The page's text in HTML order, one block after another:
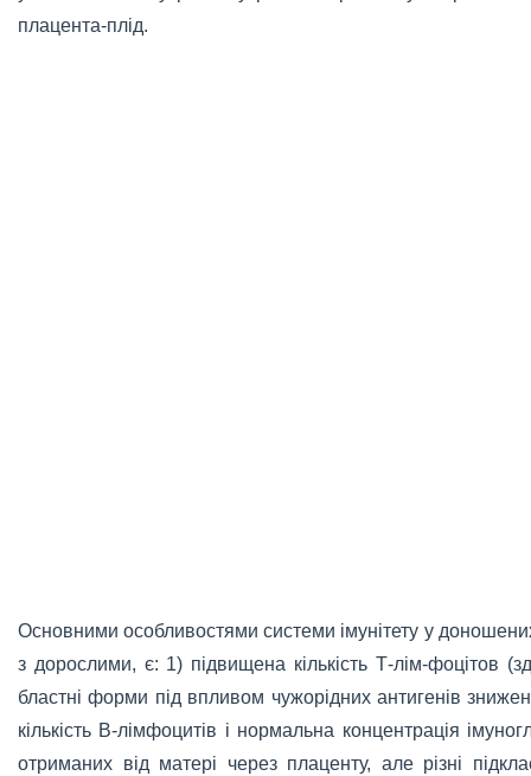
плацента-плід.
Основними особливостями системи імунітету у
з дорослими, є: 1) підвищена кількість Т-лім-фоцітов
бластні форми під впливом чужорідних антигенів
кількість В-лімфоцитів і нормальна концентрація
отриманих від матері через плаценту, але різні